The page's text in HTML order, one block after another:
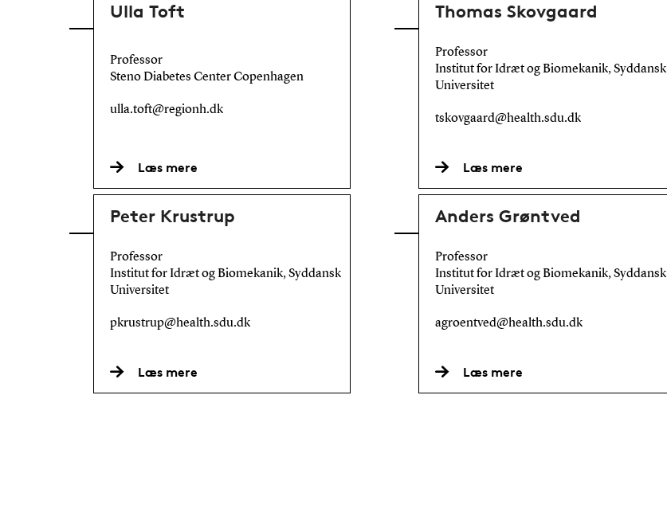
Ulla Toft
Professor
Steno Diabetes Center Copenhagen
ulla.toft@regionh.dk
Læs mere
Thomas Skovgaard
Professor
Institut for Idræt og Biomekanik, Syddansk
Universitet
tskovgaard@health.sdu.dk
Læs mere
Peter Krustrup
Professor
Institut for Idræt og Biomekanik, Syddansk
Universitet
pkrustrup@health.sdu.dk
Læs mere
Anders Grøntved
Professor
Institut for Idræt og Biomekanik, Syddansk
Universitet
agroentved@health.sdu.dk
Læs mere